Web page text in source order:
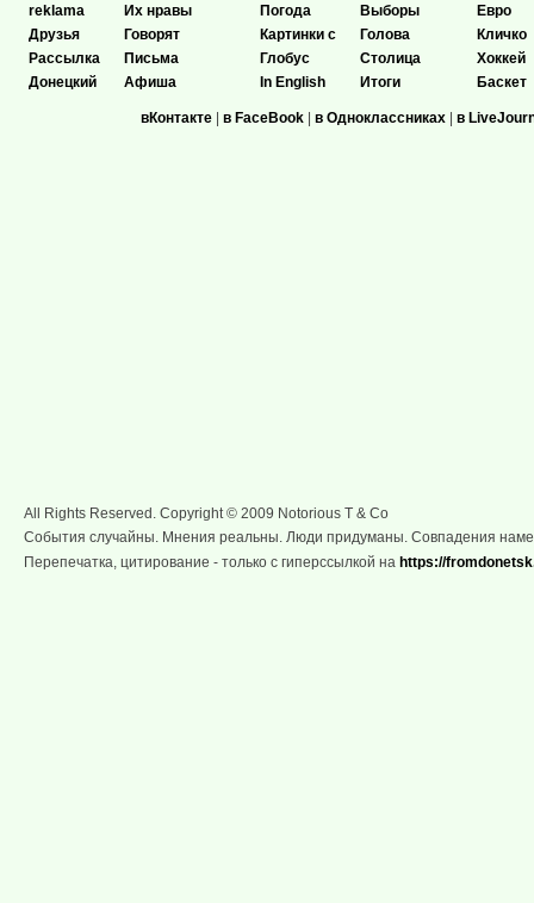
reklama
Друзья
Рассылка
Донецкий
Их нравы
Говорят
Письма
Афиша
Погода
Картинки с
Глобус
In English
Выборы
Голова
Столица
Итоги
Евро
Кличко
Хоккей
Баскет
вКонтакте | в FaceBook | в Одноклассниках | в
All Rights Reserved. Copyright © 2009 Notorious T & Co
События случайны. Мнения реальны. Люди придуманы. Совпадения
Перепечатка, цитирование - только с гиперссылкой на https://